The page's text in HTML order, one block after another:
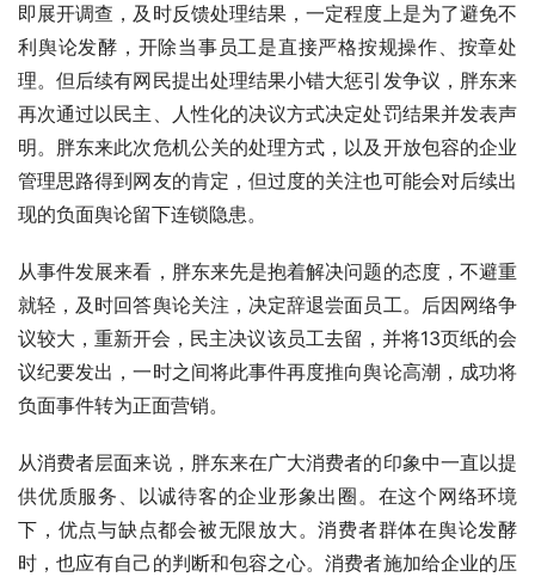
即展开调查，及时反馈处理结果，一定程度上是为了避免不
利舆论发酵，开除当事员工是直接严格按规操作、按章处
理。但后续有网民提出处理结果小错大惩引发争议，胖东来
再次通过以民主、人性化的决议方式决定处罚结果并发表声
明。胖东来此次危机公关的处理方式，以及开放包容的企业
管理思路得到网友的肯定，但过度的关注也可能会对后续出
现的负面舆论留下连锁隐患。
从事件发展来看，胖东来先是抱着解决问题的态度，不避重
就轻，及时回答舆论关注，决定辞退尝面员工。后因网络争
议较大，重新开会，民主决议该员工去留，并将13页纸的会
议纪要发出，一时之间将此事件再度推向舆论高潮，成功将
负面事件转为正面营销。
从消费者层面来说，胖东来在广大消费者的印象中一直以提
供优质服务、以诚待客的企业形象出圈。在这个网络环境
下，优点与缺点都会被无限放大。消费者群体在舆论发酵
时，也应有自己的判断和包容之心。消费者施加给企业的压